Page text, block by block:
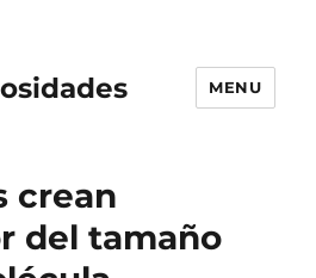
MENU
crean
del tamaño